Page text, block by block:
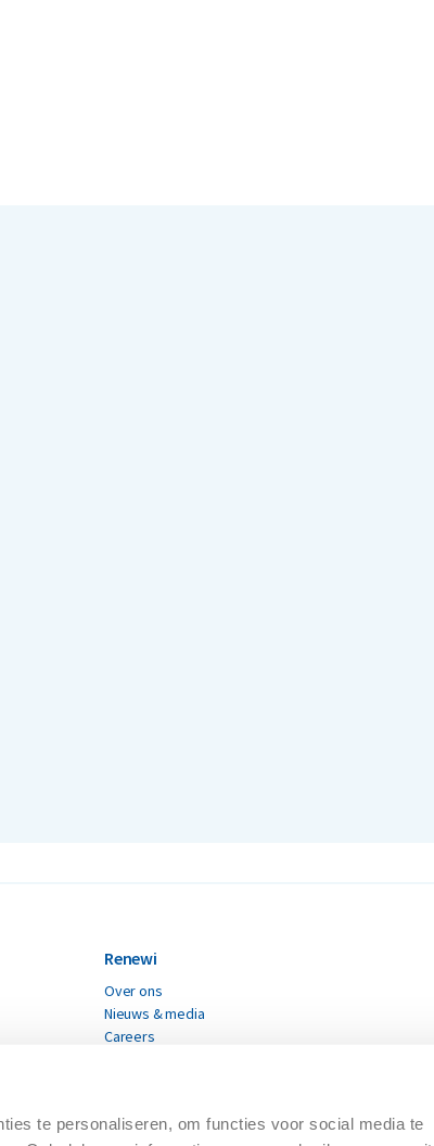
te personaliseren, om functies voor social media te
Renewi
Over ons
Nieuws & media
Careers